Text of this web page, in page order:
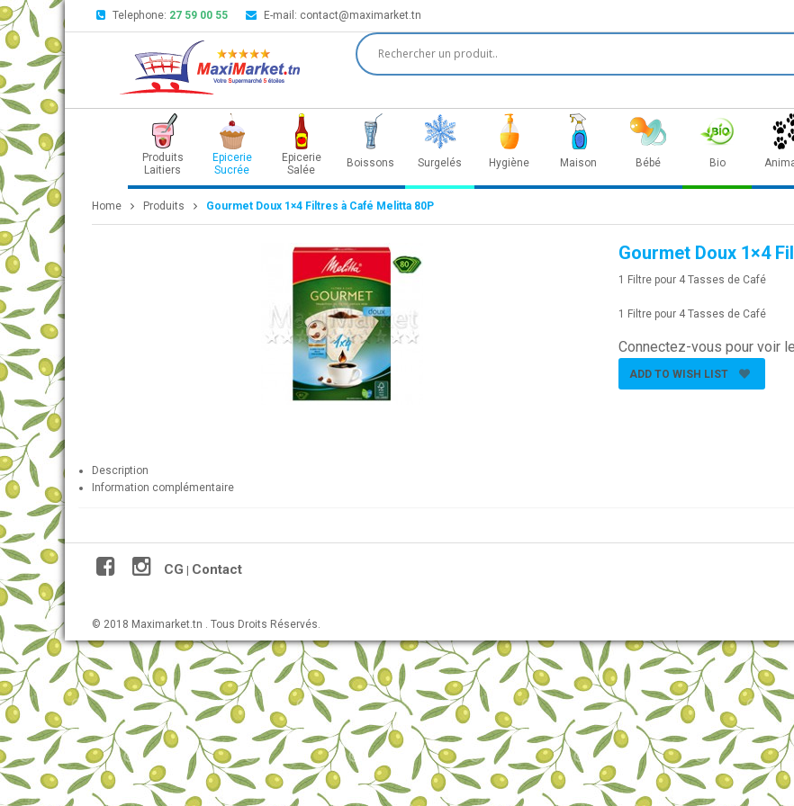
Telephone: 27 59 00 55 E-mail: contact@maximarket.tn
Produits
Laitiers
Epicerie
Sucrée
Epicerie
Salée
Boissons Surgelés Hygiène Maison Bébé Bio
Home Produits Gourmet Doux 1×4 Filtres à Café Melitta 80P
Gourmet Doux 1×4
1 Filtre pour 4 Tasses de Café
1 Filtre pour 4 Tasses de Café
Connectez-vous pour voir
ADD TO WISH LIST
Description
Information complémentaire
CG Contact
© 2018 Maximarket.tn . Tous Droits Réservés.